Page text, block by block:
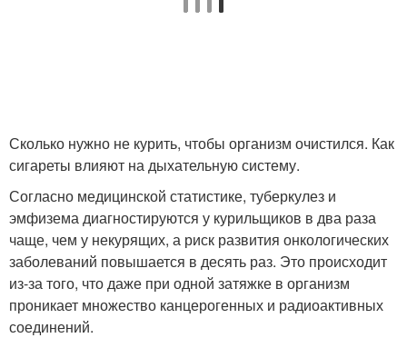
Сколько нужно не курить, чтобы организм очистился. Как
сигареты влияют на дыхательную систему.
Согласно медицинской статистике, туберкулез и
эмфизема диагностируются у курильщиков в два раза
чаще, чем у некурящих, а риск развития онкологических
заболеваний повышается в десять раз. Это происходит
из-за того, что даже при одной затяжке в организм
проникает множество канцерогенных и радиоактивных
соединений.